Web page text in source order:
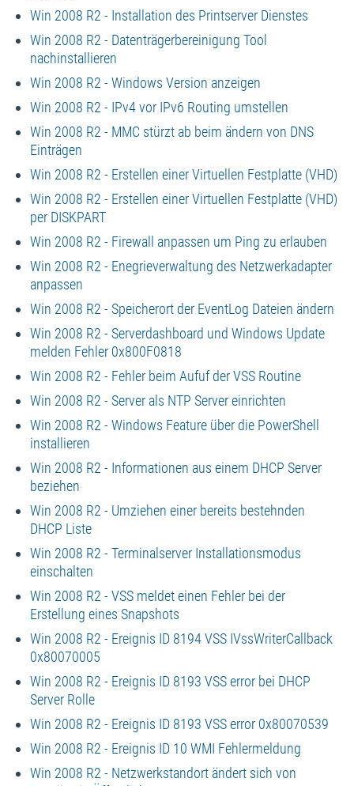
Win 2008 R2 - Installation des Printserver Dienstes
Win 2008 R2 - Datenträgerbereinigung Tool
nachinstallieren
Win 2008 R2 - Windows Version anzeigen
Win 2008 R2 - IPv4 vor IPv6 Routing umstellen
Win 2008 R2 - MMC stürzt ab beim ändern von DNS
Einträgen
Win 2008 R2 - Erstellen einer Virtuellen Festplatte (VHD)
Win 2008 R2 - Erstellen einer Virtuellen Festplatte (VHD)
per DISKPART
Win 2008 R2 - Firewall anpassen um Ping zu erlauben
Win 2008 R2 - Enegrieverwaltung des Netzwerkadapter
anpassen
Win 2008 R2 - Speicherort der EventLog Dateien ändern
Win 2008 R2 - Serverdashboard und Windows Update
melden Fehler 0x800F0818
Win 2008 R2 - Fehler beim Aufuf der VSS Routine
Win 2008 R2 - Server als NTP Server einrichten
Win 2008 R2 - Windows Feature über die PowerShell
installieren
Win 2008 R2 - Informationen aus einem DHCP Server
beziehen
Win 2008 R2 - Umziehen einer bereits bestehnden
DHCP Liste
Win 2008 R2 - Terminalserver Installationsmodus
einschalten
Win 2008 R2 - VSS meldet einen Fehler bei der
Erstellung eines Snapshots
Win 2008 R2 - Ereignis ID 8194 VSS IVssWriterCallback
0x80070005
Win 2008 R2 - Ereignis ID 8193 VSS error bei DHCP
Server Rolle
Win 2008 R2 - Ereignis ID 8193 VSS error 0x80070539
Win 2008 R2 - Ereignis ID 10 WMI Fehlermeldung
Win 2008 R2 - Netzwerkstandort ändert sich von